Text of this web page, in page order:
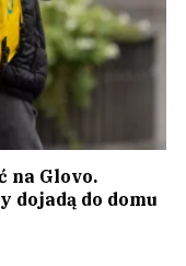
na Glovo.
dojadą do domu